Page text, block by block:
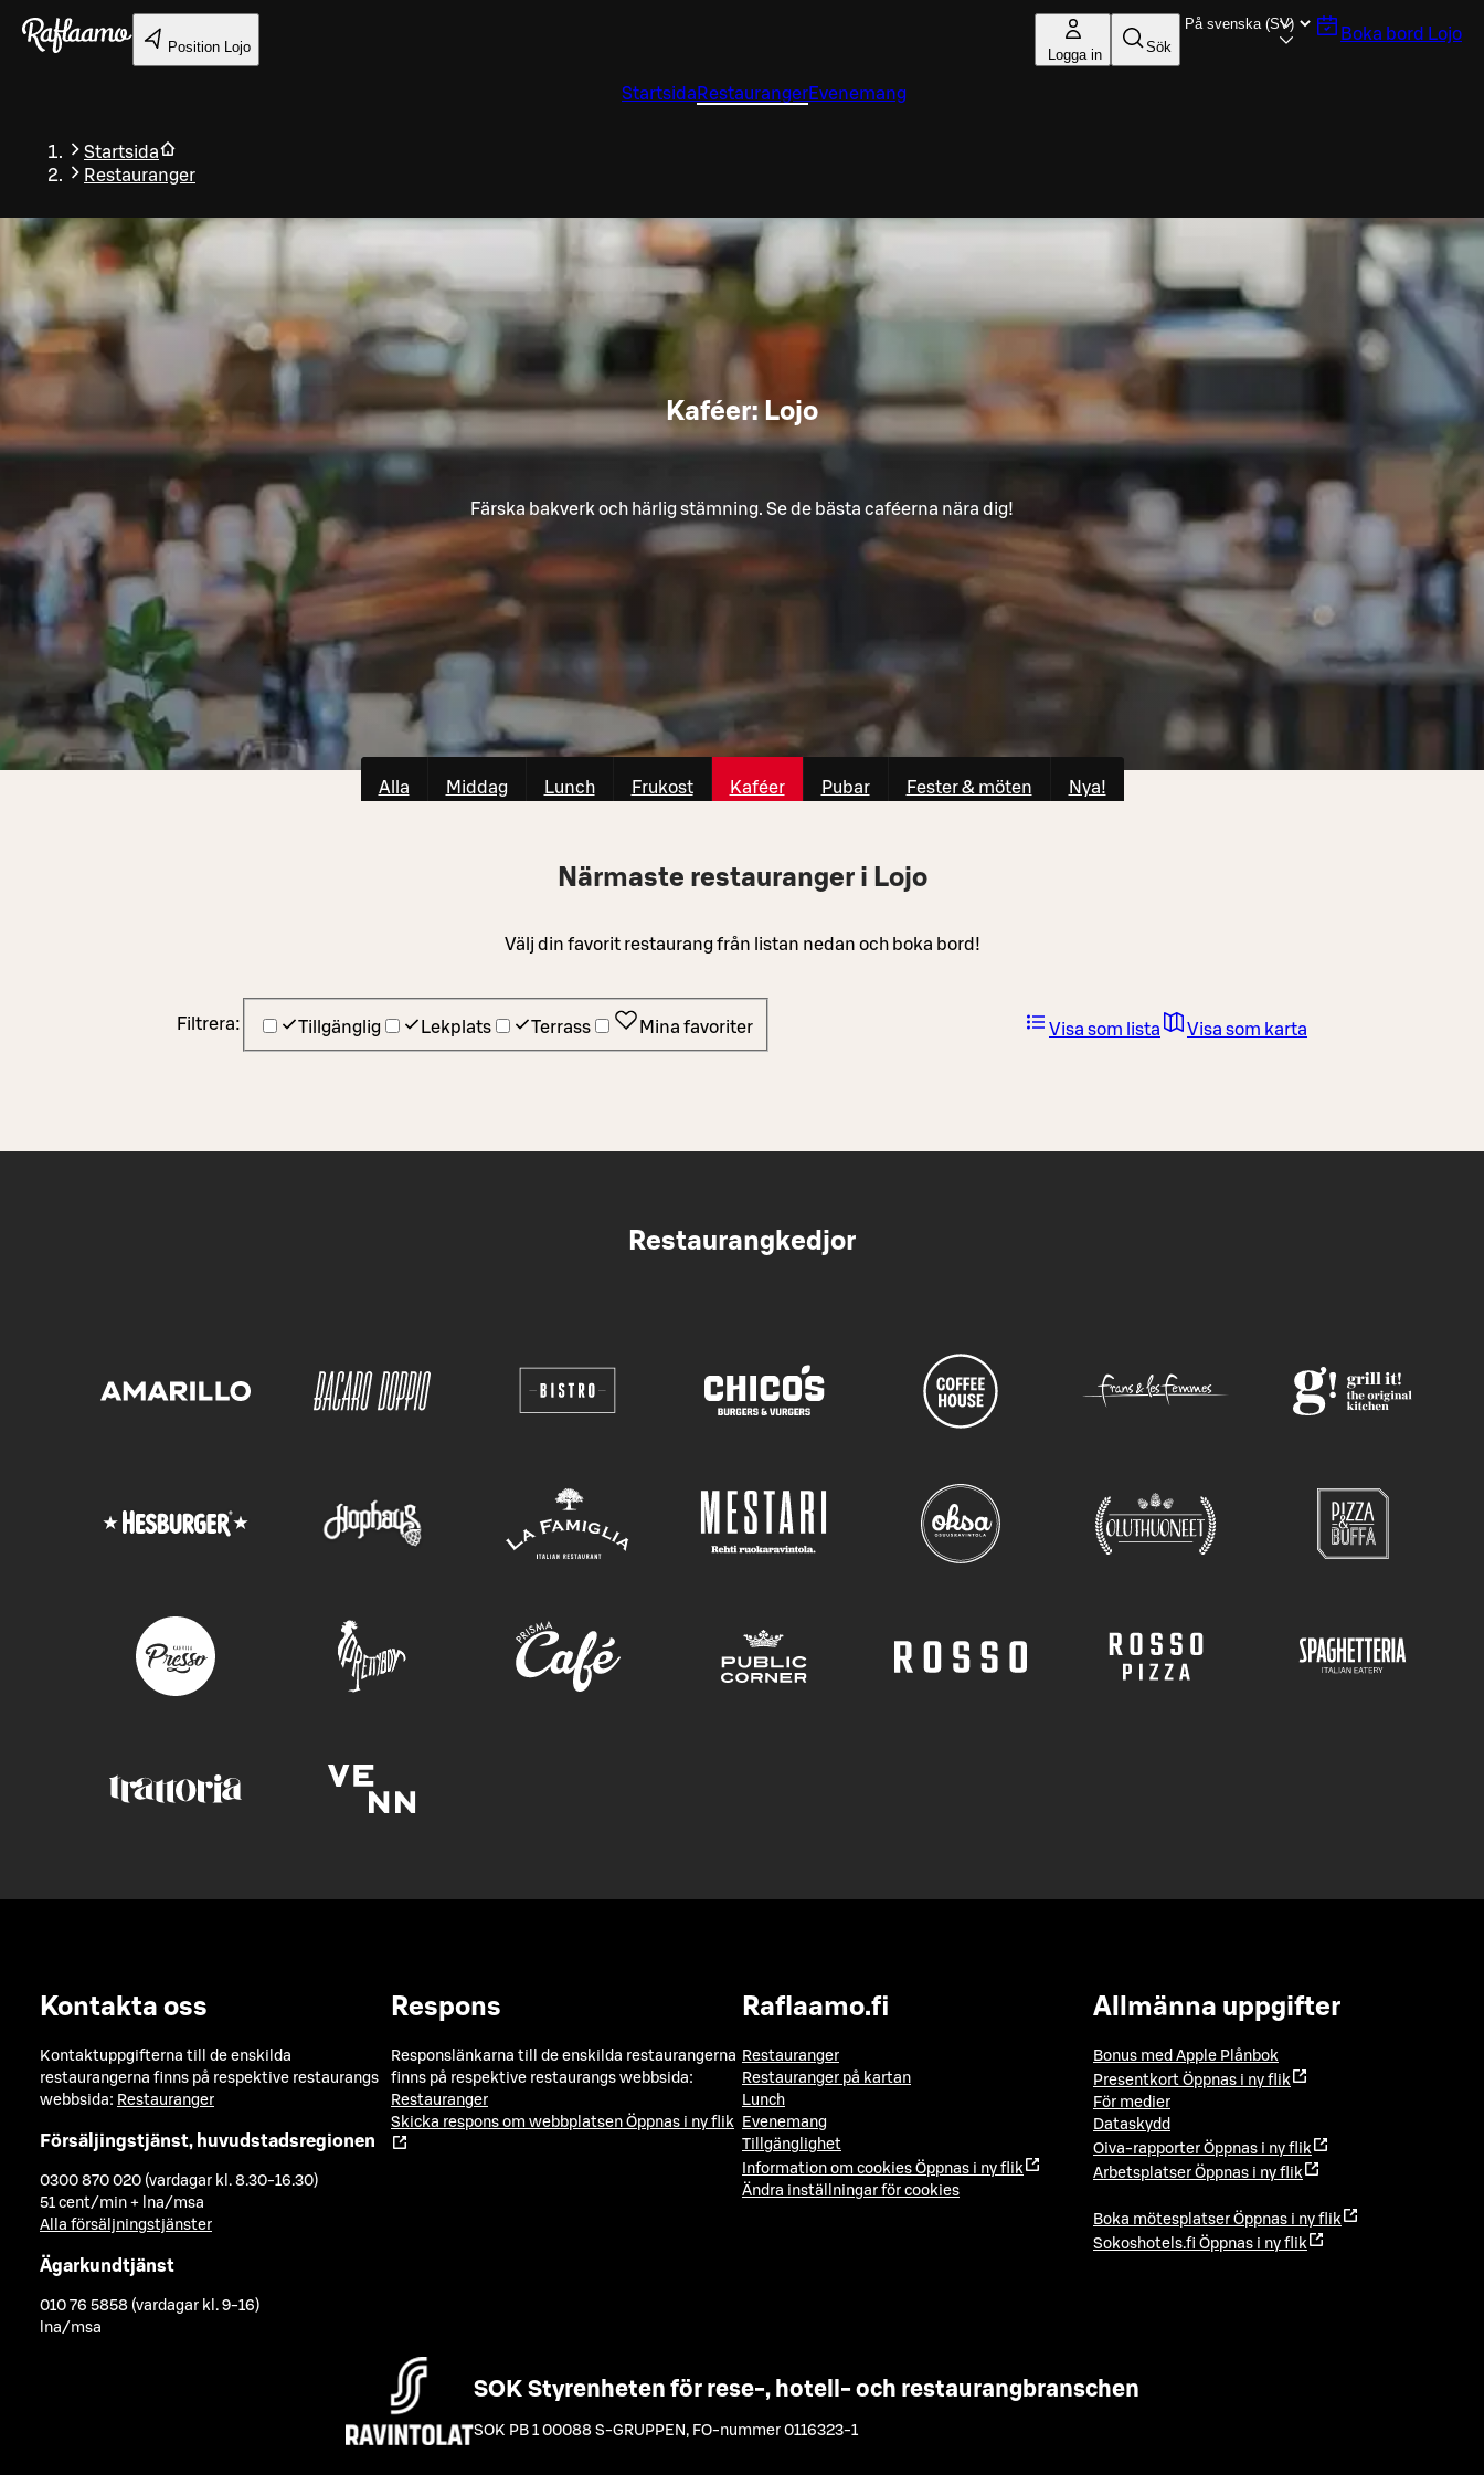
Gå till huvudinnehållet
Position Lojo Logga in Sök
Boka bord Lojo
Startsida RestaurangerEvenemang
Startsida
Restauranger
Kaféer: Lojo
Färska bakverk och härlig stämning. Se de bästa caféerna nära dig!
Alla Middag Lunch Frukost Kaféer Pubar Fester & möten Nya!
Närmaste restauranger i Lojo
Välj din favorit restaurang från listan nedan och boka bord!
Filtrera: Tillgänglig Lekplats Terrass Mina favoriter Visa som lista Visa som karta
Restaurangkedjor
Kontakta oss
Kontaktuppgifterna till de enskilda
restaurangerna finns på respektive restaurangs
webbsida: Restauranger
Försäljingstjänst, huvudstadsregionen
0300 870 020 (vardagar kl. 8.30-16.30)
51 cent/min + lna/msa
Alla försäljningstjänster
Ägarkundtjänst
010 76 5858 (vardagar kl. 9-16)
lna/msa
Respons
Responslänkarna till de enskilda restaurangerna
finns på respektive restaurangs webbsida:
Restauranger
Skicka respons om webbplatsen Öppnas i ny flik
Raflaamo.fi
Restauranger
Restauranger på kartan
Lunch
Evenemang
Tillgänglighet
Information om cookies Öppnas i ny flik
Ändra inställningar för cookies
Allmänna uppgifter
Bonus med Apple Plånbok
Presentkort Öppnas i ny flik
För medier
Dataskydd
Oiva-rapporter Öppnas i ny flik
Arbetsplatser Öppnas i ny flik
Boka mötesplatser Öppnas i ny flik
Sokoshotels.fi Öppnas i ny flik
SOK Styrenheten för rese-, hotell- och restaurangbranschen
SOK PB 1 00088 S-GRUPPEN , FO-nummer 0116323-1